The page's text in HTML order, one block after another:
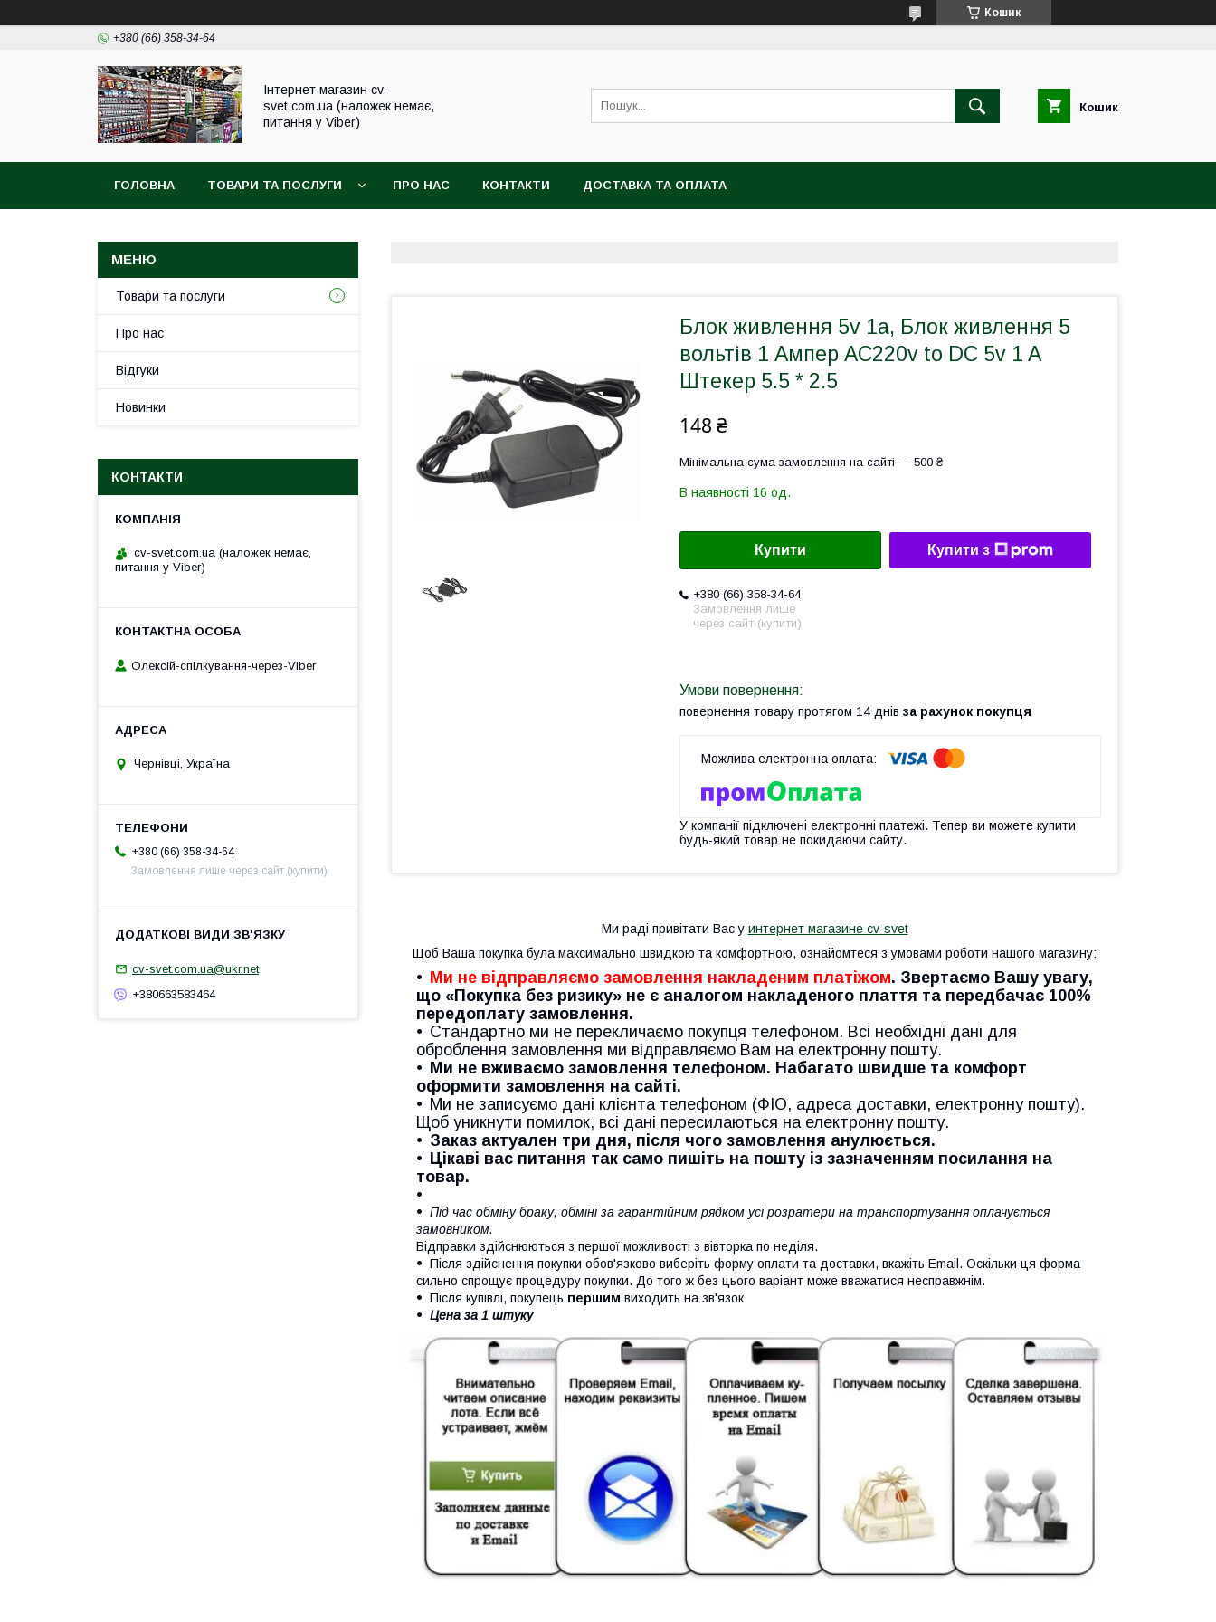
Кошик
+380 (66) 358-34-64
Інтернет магазин cv-
svet.com.ua (наложек немає,
питання у Viber)
Кошик
ГОЛОВНА ТОВАРИ ТА ПОСЛУГИ ПРО НАС КОНТАКТИ ДОСТАВКА ТА ОПЛАТА
Блок живлення 5v 1a, Блок живлення 5
вольтів 1 Ампер AC220v to DC 5v 1 A
Штекер 5.5 * 2.5
148 ₴
Мінімальна сума замовлення на сайті — 500 ₴
В наявності 16 од.
Купити Купити з
+380 (66) 358-34-64
Замовлення лише
через сайт (купити)
повернення товару протягом 14 днів за рахунок покупця
У компанії підключені електронні платежі. Тепер ви можете купити
будь-який товар не покидаючи сайту.
Ми раді привітати Вас у интернет магазине cv-svet
Щоб Ваша покупка була максимально швидкою та комфортною, ознайомтеся з умовами роботи нашого магазину:
Ми не відправляємо замовлення накладеним платіжом. Звертаємо Вашу увагу,
що «Покупка без ризику» не є аналогом накладеного плаття та передбачає 100%
передоплату замовлення.
Стандартно ми не перекличаємо покупця телефоном. Всі необхідні дані для
оброблення замовлення ми відправляємо Вам на електронну пошту.
Ми не вживаємо замовлення телефоном. Набагато швидше та комфорт
оформити замовлення на сайті.
Ми не записуємо дані клієнта телефоном (ФІО, адреса доставки, електронну пошту).
Щоб уникнути помилок, всі дані пересилаються на електронну пошту.
Заказ актуален три дня, після чого замовлення анулюється.
Цікаві вас питання так само пишіть на пошту із зазначенням посилання на
товар.
Під час обміну браку, обміні за гарантійним рядком усі розратери на транспортування оплачується
замовником.
Відправки здійснюються з першої можливості з вівторка по неділя.
Після здійснення покупки обов'язково виберіть форму оплати та доставки, вкажіть Email. Оскільки ця форма
сильно спрощує процедуру покупки. До того ж без цього варіант може вважатися несправжнім.
Після купівлі, покупець першим виходить на зв'язок
Цена за 1 штуку
Товари та послуги
Про нас
Відгуки
Новинки
КОНТАКТИ
cv-svet.com.ua (наложек немає,
питання у Viber)
Олексій-спілкування-через-Viber
Чернівці, Україна
+380 (66) 358-34-64
Замовлення лише через сайт (купити)
cv-svet.com.ua@ukr.net
+380663583464